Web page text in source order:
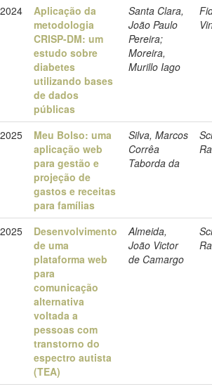
Aplicação da
metodologia
CRISP-DM: um
estudo sobre
diabetes
utilizando bases
de dados
públicas
Santa Clara,
João Paulo
Pereira;
Moreira,
Murillo Iago
Meu Bolso: uma
aplicação web
para gestão e
projeção de
gastos e receitas
para famílias
Silva, Marcos
Corrêa
Taborda da
Desenvolvimento
de uma
plataforma web
para
comunicação
alternativa
voltada a
pessoas com
transtorno do
espectro autista
(TEA)
Almeida,
João Victor
de Camargo